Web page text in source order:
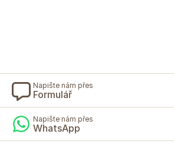
Napište nám přes
Formulář
Napište nám přes
WhatsApp